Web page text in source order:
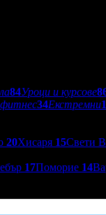
84Уроци и курсове
34Екстремни
20Хисаря 15Свети
17Поморие 14